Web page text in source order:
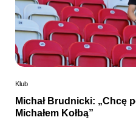
Klub
Michał Brudnicki: „Chcę
Michałem Kołbą”